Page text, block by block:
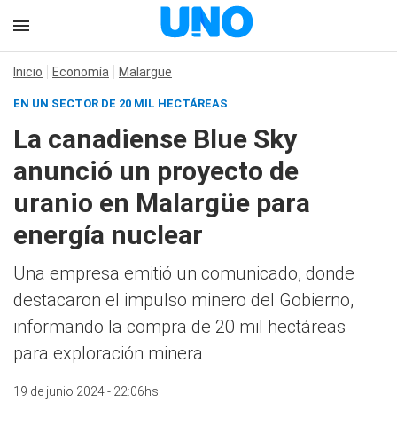
Inicio Economía Malargüe
EN UN SECTOR DE 20 MIL HECTÁREAS
La canadiense Blue Sky
anunció un proyecto de
uranio en Malargüe para
energía nuclear
Una empresa emitió un comunicado, donde
destacaron el impulso minero del Gobierno,
informando la compra de 20 mil hectáreas
para exploración minera
19 de junio 2024 - 22:06hs